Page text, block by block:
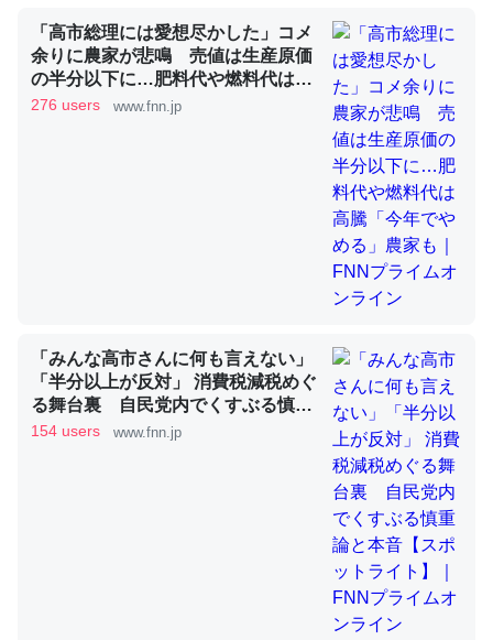
くらい。小説でいう「ずっと前の伏線」は回収されないけ
ど、短期記憶というには多い分量。進化すればするほど分
かりやすく強くなりそう
─GPTの仕組みと限界についての考察（１） - conceptualization
昆虫ってカルシウム少ないのか。知らんかった。調べたら
コオロギのカルシウム分はエビの600分の1程度。
論文では「淡水はカルシウムも酸素も不足してて両方に不
利だから両方が拮抗してるのでは」とあって面白い。海に
いる鋏角類（カブトガニ・ウミグモ）はカルシウムを使わ
ずキチンを強化してる筈だが、酵素が違うのか？
─ニュース :: 【研究発表】昆虫学の大問題＝「昆虫はなぜ海にいな
「高市総理には愛想尽かした」コメ
余りに農家が悲鳴 売値は生産原価
の半分以下に…肥料代や燃料代は高
騰「今年でやめる」農家も｜FNNプ
276 users www.fnn.jp
「みんな高市さんに何も言えない」
「半分以上が反対」 消費税減税めぐ
る舞台裏 自民党内でくすぶる慎重
論と本音【スポットライト】｜FNN
154 users www.fnn.jp